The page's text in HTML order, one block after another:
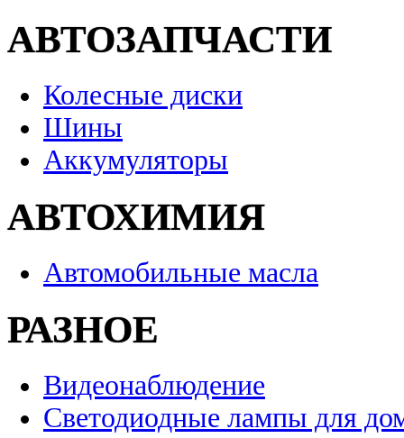
АВТОЗАПЧАСТИ
Колесные диски
Шины
Аккумуляторы
АВТОХИМИЯ
Автомобильные масла
РАЗНОЕ
Видеонаблюдение
Светодиодные лампы для